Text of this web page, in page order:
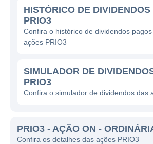
HISTÓRICO DE DIVIDENDOS
PRIO3
Confira o histórico de dividendos
ações PRIO3
SIMULADOR DE
PRIO3
Confira o simulador de dividendos das
PRIO3 - AÇÃO ON -
Confira os detalhes das ações PRIO3